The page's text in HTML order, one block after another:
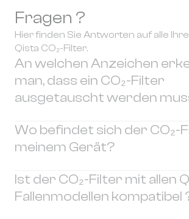
Fragen ?
Hier finden Sie Antworten auf alle
Qista CO₂-Filter.
An welchen Anzeichen
man, dass ein CO₂-Filter
ausgetauscht werden
ein CO₂-Filter ausgetauscht
Der einzige verlässliche
Der CO₂-Filter muss nach 12
ausgetauscht werden.
Wo befindet sich der CO₂-
meinem Gerät?
Ihrer Qista-Falle variieren, er
jedoch immer im Filterblock.
Ist der CO₂-Filter mit allen
Fallenmodellen kompatibel